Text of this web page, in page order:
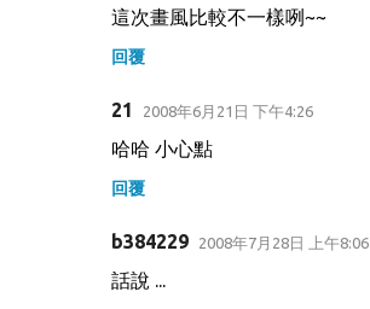
這次畫風比較不一樣咧~~
回覆
21 2008年6月21日 下午4:26
哈哈 小心點
回覆
b384229 2008年7月28日 上午8:06
話說 ...